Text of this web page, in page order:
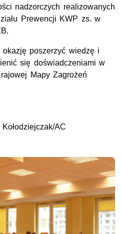
nadzorczych realizowanych
Prewencji KWP zs. w
poszerzyć wiedzę i
się doświadczeniami w
Mapy Zagrożeń
AC